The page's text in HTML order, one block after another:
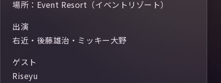
場所：Event Resort（イベントリゾート）
出演
右近・後藤雄治・ミッキー大野
ゲスト
Riseyu